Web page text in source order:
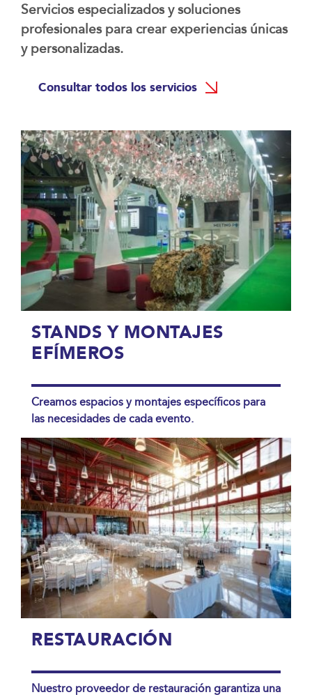
Servicios especializados y soluciones
profesionales para crear experiencias únicas
y personalizadas.
Consultar todos los servicios
STANDS Y MONTAJES
EFÍMEROS
Creamos espacios y montajes específicos para
las necesidades de cada evento.
RESTAURACIÓN
Nuestro proveedor de restauración garantiza una